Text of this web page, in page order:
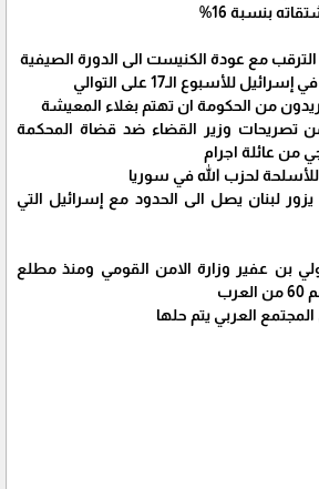
بنسبة 16%
مع عودة الكنيست الى الدورة الصيفية
للأسبوع الـ17 على التوالي
وزير القضاء ضد قضاة المحكمة
من عائلة اجرام
لحزب الله في سوريا
يزور لبنان يصل الى الحدود مع إسرائيل التي
بن عفير وزارة الامن القومي ومنذ مطلع